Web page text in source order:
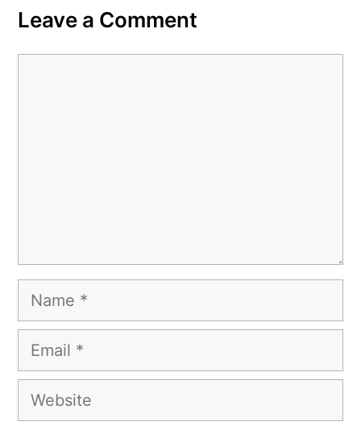
Leave a Comment
Name
Email
Website